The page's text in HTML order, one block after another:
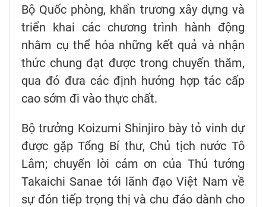
Bộ Quốc phòng, khẩn trương xây dựng và
triển khai các chương trình hành động
nhằm cụ thể hóa những kết quả và nhận
thức chung đạt được trong chuyến thăm,
qua đó đưa các định hướng hợp tác cấp
cao sớm đi vào thực chất.
Bộ trưởng Koizumi Shinjiro bày tỏ vinh dự
được gặp Tổng Bí thư, Chủ tịch nước Tô
Lâm; chuyển lời cảm ơn của Thủ tướng
Takaichi Sanae tới lãnh đạo Việt Nam về
sự đón tiếp trọng thị và chu đáo dành cho